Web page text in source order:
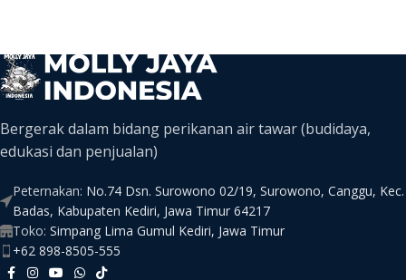
Bergerak dalam bidang perikanan air tawar (budidaya,
edukasi dan penjualan)
Peternakan: No.74 Dsn. Surowono 02/19, Surowono, Canggu, Kec.
Badas, Kabupaten Kediri, Jawa Timur 64217
Toko: Simpang Lima Gumul Kediri, Jawa Timur
+62 898-8505-555